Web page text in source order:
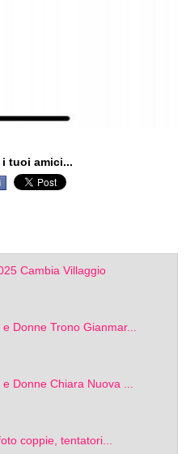
tuoi amici...
Cambia Villaggio
Donne Trono Gianmar...
Donne Chiara Nuova ...
coppie, tentatori...